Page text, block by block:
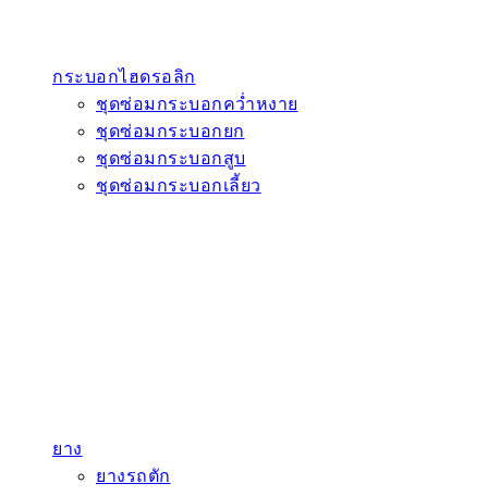
กระบอกไฮดรอลิก
ชุดซ่อมกระบอกคว่ำหงาย
ชุดซ่อมกระบอกยก
ชุดซ่อมกระบอกสูบ
ชุดซ่อมกระบอกเลี้ยว
ยาง
ยางรถตัก